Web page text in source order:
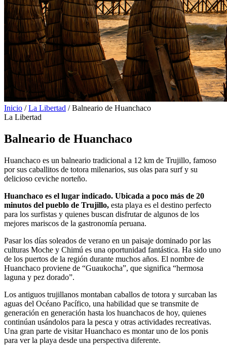
Inicio / La Libertad / Balneario de Huanchaco
La Libertad
Balneario de Huanchaco
Huanchaco es un balneario tradicional a 12 km de Trujillo, famoso
por sus caballitos de totora milenarios, sus olas para surf y su
delicioso ceviche norteño.
Huanchaco es el lugar indicado. Ubicada a poco más de 20
minutos del pueblo de Trujillo, esta playa es el destino perfecto
para los surfistas y quienes buscan disfrutar de algunos de los
mejores mariscos de la gastronomía peruana.
Pasar los días soleados de verano en un paisaje dominado por las
culturas Moche y Chimú es una oportunidad fantástica. Ha sido uno
de los puertos de la región durante muchos años. El nombre de
Huanchaco proviene de “Guaukocha”, que significa “hermosa
laguna y pez dorado”.
Los antiguos trujillanos montaban caballos de totora y surcaban las
aguas del Océano Pacífico, una habilidad que se transmite de
generación en generación hasta los huanchacos de hoy, quienes
continúan usándolos para la pesca y otras actividades recreativas.
Una gran parte de visitar Huanchaco es montar uno de los ponis
para ver la playa desde una perspectiva diferente.